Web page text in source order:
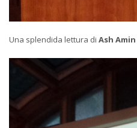
Una splendida lettura di Ash Amin